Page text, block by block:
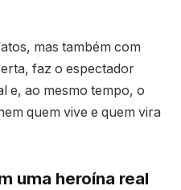
mas também com
faz o espectador
e, ao mesmo tempo, o
quem vive e quem vira
uma heroína real